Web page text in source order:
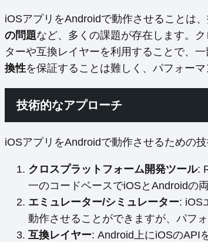
iOSアプリをAndroidで動作させることは、
の問題など、多くの課題が存在します。
ターや互換レイヤーを利用することで、
換性を保証することは難しく、パフォー
技術的なアプローチ
iOSアプリをAndroidで動作させるための
クロスプラットフォーム開発ツール:
一のコードベースでiOSとAndroidの
エミュレーター/シミュレーター: iOS
動作させることができますが、パフ
互換レイヤー: Android上にiOSのAPI